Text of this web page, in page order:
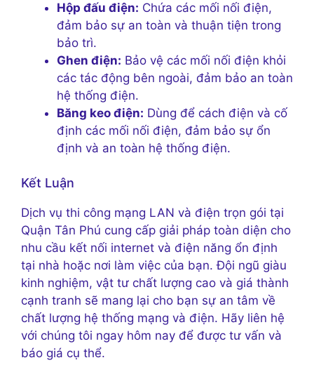
Hộp đấu điện: Chứa các mối nối điện,
đảm bảo sự an toàn và thuận tiện trong
bảo trì.
Ghen điện: Bảo vệ các mối nối điện khỏi
các tác động bên ngoài, đảm bảo an toàn
hệ thống điện.
Băng keo điện: Dùng để cách điện và cố
định các mối nối điện, đảm bảo sự ổn
định và an toàn hệ thống điện.
Kết Luận
Dịch vụ thi công mạng LAN và điện trọn gói tại
Quận Tân Phú cung cấp giải pháp toàn diện cho
nhu cầu kết nối internet và điện năng ổn định
tại nhà hoặc nơi làm việc của bạn. Đội ngũ giàu
kinh nghiệm, vật tư chất lượng cao và giá thành
cạnh tranh sẽ mang lại cho bạn sự an tâm về
chất lượng hệ thống mạng và điện. Hãy liên hệ
với chúng tôi ngay hôm nay để được tư vấn và
báo giá cụ thể.